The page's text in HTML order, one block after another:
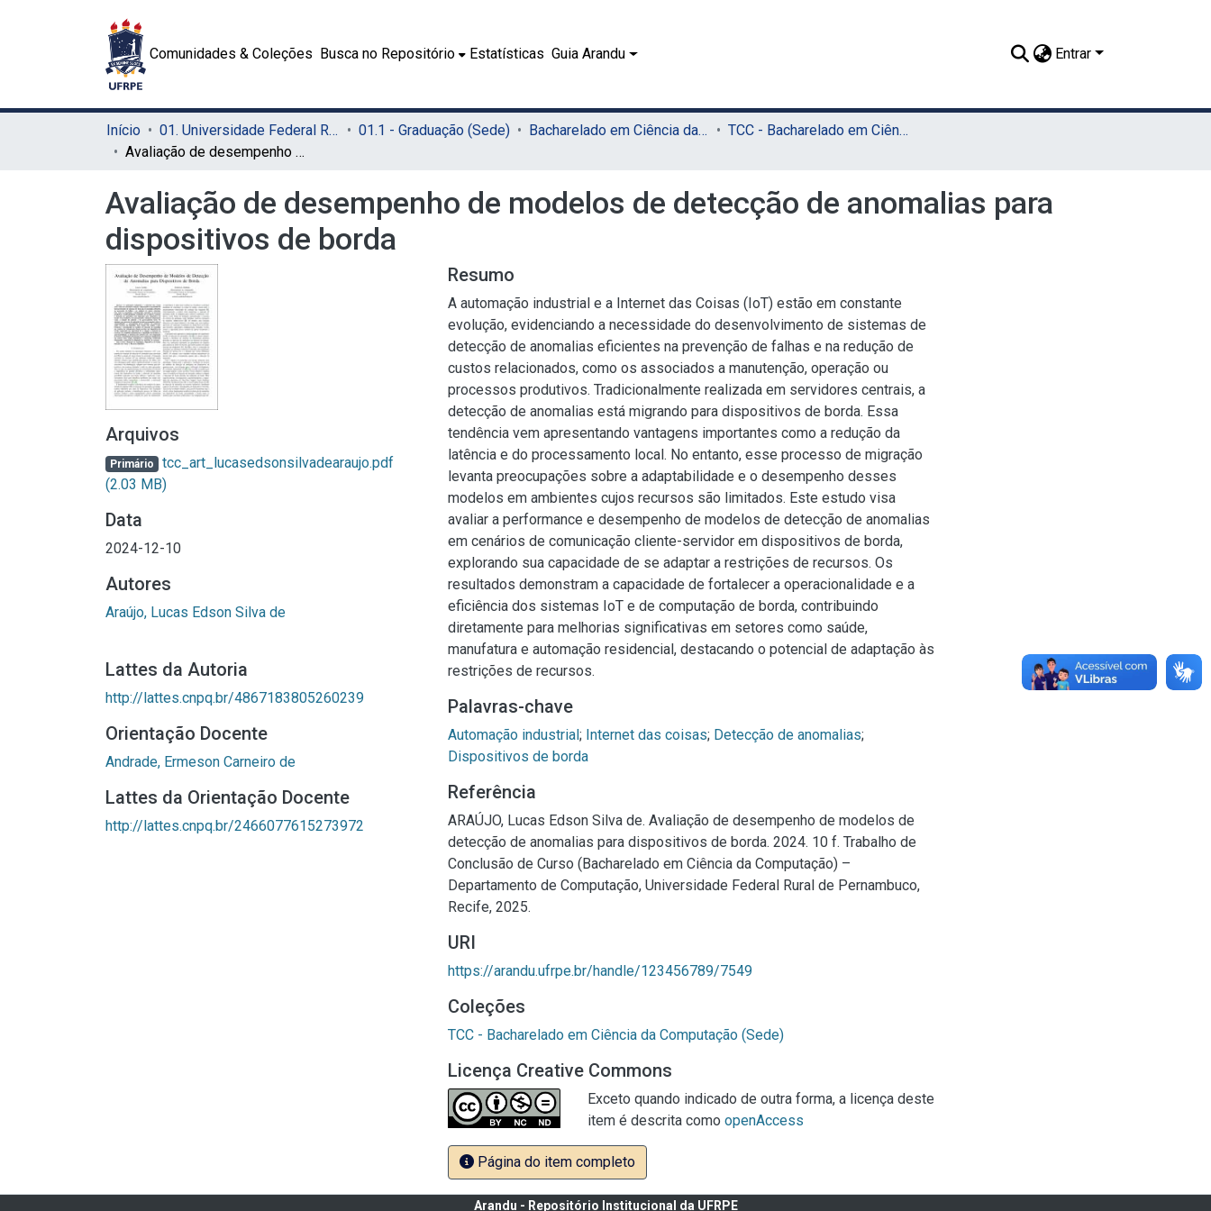
Comunidades & Coleções Busca no Repositório Estatísticas Guia Arandu Entrar
Início 01. Universidade Federal Rural de Pernambuco - UFRPE (Sede) 01.1 - Graduação (Sede) Bacharelado em Ciência da Computação (Sede)
TCC - Bacharelado em Ciência da Computação (Sede)
Avaliação de desempenho de modelos de detecção de anomalias para dispositivos de borda
Avaliação de desempenho de modelos de detecção de anomalias para
dispositivos de borda
Arquivos
Primário tcc_art_lucasedsonsilvadearaujo.pdf
(2.03 MB)
Data
2024-12-10
Autores
Araújo, Lucas Edson Silva de
Lattes da Autoria
http://lattes.cnpq.br/4867183805260239
Orientação Docente
Andrade, Ermeson Carneiro de
Lattes da Orientação Docente
http://lattes.cnpq.br/2466077615273972
Resumo
A automação industrial e a Internet das Coisas (IoT) estão em constante
evolução, evidenciando a necessidade do desenvolvimento de sistemas de
detecção de anomalias eficientes na prevenção de falhas e na redução de
custos relacionados, como os associados a manutenção, operação ou
processos produtivos. Tradicionalmente realizada em servidores centrais, a
detecção de anomalias está migrando para dispositivos de borda. Essa
tendência vem apresentando vantagens importantes como a redução da
latência e do processamento local. No entanto, esse processo de migração
levanta preocupações sobre a adaptabilidade e o desempenho desses
modelos em ambientes cujos recursos são limitados. Este estudo visa
avaliar a performance e desempenho de modelos de detecção de anomalias
em cenários de comunicação cliente-servidor em dispositivos de borda,
explorando sua capacidade de se adaptar a restrições de recursos. Os
resultados demonstram a capacidade de fortalecer a operacionalidade e a
eficiência dos sistemas IoT e de computação de borda, contribuindo
diretamente para melhorias significativas em setores como saúde,
manufatura e automação residencial, destacando o potencial de adaptação às
restrições de recursos.
Palavras-chave
Automação industrial; Internet das coisas; Detecção de anomalias;
Dispositivos de borda
Referência
ARAÚJO, Lucas Edson Silva de. Avaliação de desempenho de modelos de
detecção de anomalias para dispositivos de borda. 2024. 10 f. Trabalho de
Conclusão de Curso (Bacharelado em Ciência da Computação) –
Departamento de Computação, Universidade Federal Rural de Pernambuco,
Recife, 2025.
URI
https://arandu.ufrpe.br/handle/123456789/7549
Coleções
TCC - Bacharelado em Ciência da Computação (Sede)
Licença Creative Commons
Exceto quando indicado de outra forma, a licença deste
item é descrita como openAccess
Página do item completo
Arandu - Repositório Institucional da UFRPE